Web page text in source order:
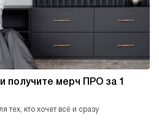
получите мерч ПРО за 1
тех, кто хочет всё и сразу